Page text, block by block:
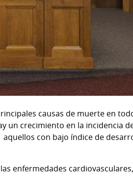
causas de muerte en
un crecimiento en la incidencia
con bajo índice de
enfermedades